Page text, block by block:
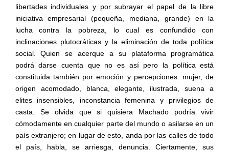
libertades individuales y por subrayar el papel de la libre
iniciativa empresarial (pequeña, mediana, grande) en la
lucha contra la pobreza, lo cual es confundido con
inclinaciones plutocráticas y la eliminación de toda política
social. Quien se acerque a su plataforma programática
podrá darse cuenta que no es así pero la política está
constituida también por emoción y percepciones: mujer, de
origen acomodado, blanca, elegante, ilustrada, suena a
elites insensibles, inconstancia femenina y privilegios de
casta. Se olvida que si quisiera Machado podría vivir
cómodamente en cualquier parte del mundo o asilarse en un
país extranjero; en lugar de esto, anda por las calles de todo
el país, habla, se arriesga, denuncia. Ciertamente, sus